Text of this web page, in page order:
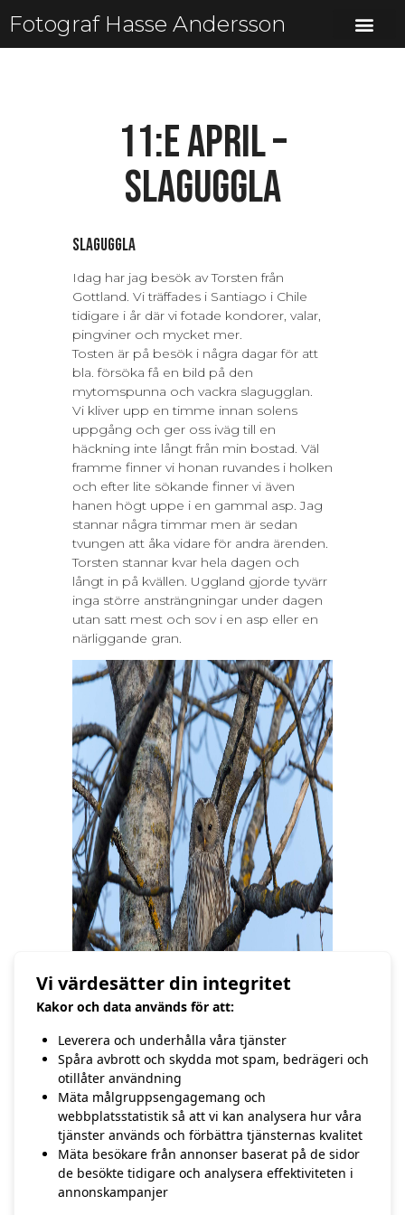
Fotograf Hasse Andersson
11:e april –
Slaguggla
Slaguggla
Idag har jag besök av Torsten från
Gottland. Vi träffades i Santiago i Chile
tidigare i år där vi fotade kondorer, valar,
pingviner och mycket mer.
Tosten är på besök i några dagar för att
bla. försöka få en bild på den
mytomspunna och vackra slagugglan.
Vi kliver upp en timme innan solens
uppgång och ger oss iväg till en
häckning inte långt från min bostad. Väl
framme finner vi honan ruvandes i holken
och efter lite sökande finner vi även
hanen högt uppe i en gammal asp. Jag
stannar några timmar men är sedan
tvungen att åka vidare för andra ärenden.
Torsten stannar kvar hela dagen och
långt in på kvällen. Uggland gjorde tyvärr
inga större ansträngningar under dagen
utan satt mest och sov i en asp eller en
närliggande gran.
//Hasse Andersson
FÖREGÅENDE NÄSTA
Vi värdesätter din integritet
Kakor och data används för att:
Leverera och underhålla våra tjänster
Spåra avbrott och skydda mot spam, bedrägeri och
otillåter användning
Mäta målgruppsengagemang och
webbplatsstatistik så att vi kan analysera hur våra
tjänster används och förbättra tjänsternas kvalitet
Mäta besökare från annonser baserat på de sidor
de besökte tidigare och analysera effektiviteten i
annonskampanjer